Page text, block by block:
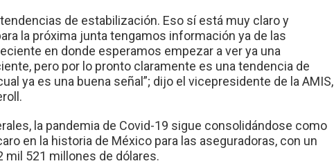
de estabilización. Eso sí está muy claro y
la próxima junta tengamos información ya de las
en donde esperamos empezar a ver ya una
pero por lo pronto claramente es una tendencia de
ya es una buena señal”; dijo el vicepresidente de la AMIS,
la pandemia de Covid-19 sigue consolidándose como
en la historia de México para las aseguradoras, con un
mil 521 millones de dólares.